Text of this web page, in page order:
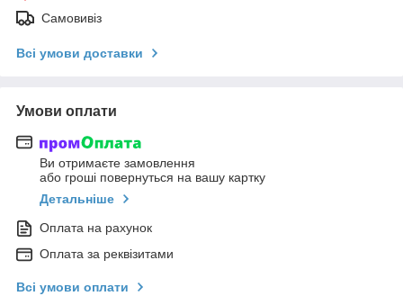
Самовивіз
Всі умови доставки
Умови оплати
Ви отримаєте замовлення
або гроші повернуться на вашу картку
Детальніше
Оплата на рахунок
Оплата за реквізитами
Всі умови оплати